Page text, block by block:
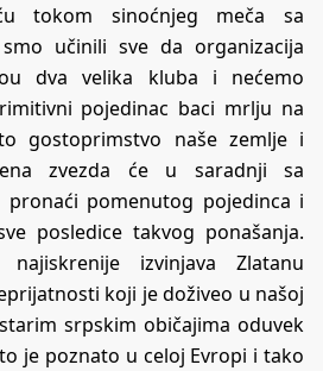
tokom sinoćnjeg meča sa
učinili sve da organizacija
dva velika kluba i nećemo
pojedinac baci mrlju na
gostoprimstvo naše zemlje i
zvezda će u saradnji sa
pronaći pomenutog pojedinca i
posledice takvog ponašanja.
izvinjava Zlatanu
koji je doživeo u našoj
srpskim običajima oduvek
je poznato u celoj Evropi i tako